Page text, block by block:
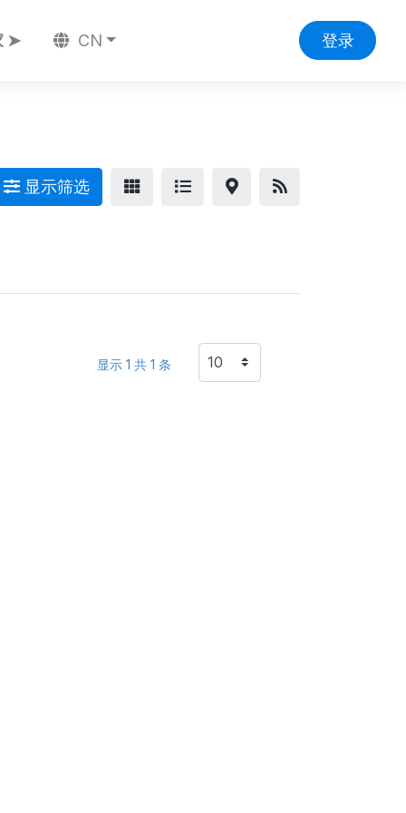
➤ CN 登录
显示筛选
显示 1 共 1 条